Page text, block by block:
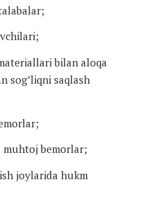
bilan aloqa
sog’liqni saqlash
muhtoj bemorlar;
joylarida hukm